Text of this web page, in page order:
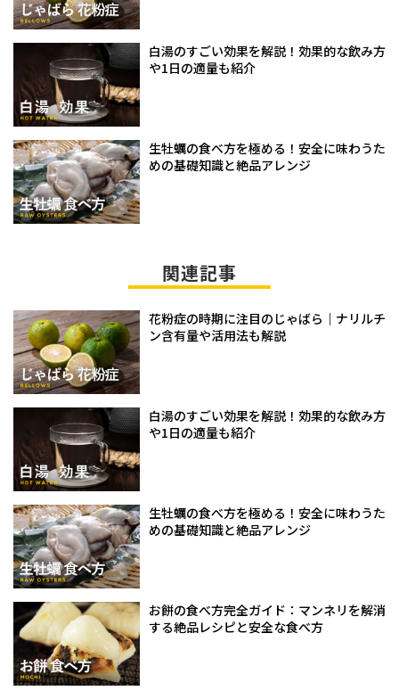
白湯のすごい効果を解説！効果的な飲み方
や1日の適量も紹介
生牡蠣の食べ方を極める！安全に味わうた
めの基礎知識と絶品アレンジ
関連記事
花粉症の時期に注目のじゃばら｜ナリルチ
ン含有量や活用法も解説
白湯のすごい効果を解説！効果的な飲み方
や1日の適量も紹介
生牡蠣の食べ方を極める！安全に味わうた
めの基礎知識と絶品アレンジ
お餅の食べ方完全ガイド：マンネリを解消
する絶品レシピと安全な食べ方